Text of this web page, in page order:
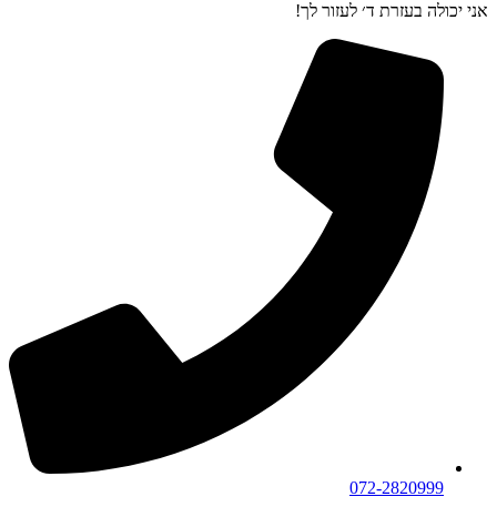
אני יכולה בעזרת ד׳ לעזור לך!
072-2820999